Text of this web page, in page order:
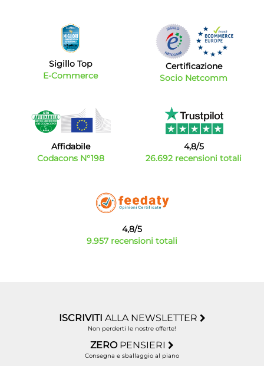
Sigillo Top
E-Commerce
Certificazione
Socio Netcomm
Affidabile
Codacons N°198
4,8/5
26.692 recensioni totali
4,8/5
9.957 recensioni totali
ISCRIVITI ALLA NEWSLETTER
Non perderti le nostre offerte!
ZERO PENSIERI
Consegna e sballaggio al piano